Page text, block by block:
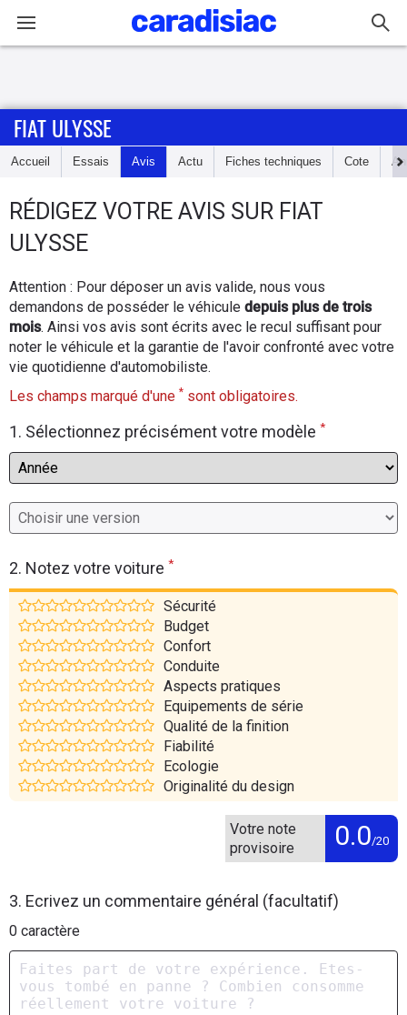
Accueil
Essais
d'achat
Electriques
Flottes
Auto
Moto
Marques
FIAT ULYSSE
Accueil Essais Avis Actu Fiches techniques Cote
RÉDIGEZ VOTRE AVIS SUR FIAT
ULYSSE
Attention : Pour déposer un avis valide, nous vous
demandons de posséder le véhicule depuis plus de trois
mois. Ainsi vos avis sont écrits avec le recul suffisant pour
noter le véhicule et la garantie de l'avoir confronté avec votre
vie quotidienne d'automobiliste.
Les champs marqué d'une * sont obligatoires.
1. Sélectionnez précisément votre modèle *
2. Notez votre voiture *
Sécurité
Budget
Confort
Conduite
Aspects pratiques
Equipements de série
Qualité de la finition
Fiabilité
Ecologie
Originalité du design
Votre note
provisoire
0.0/20
3. Ecrivez un commentaire général (facultatif)
0 caractère